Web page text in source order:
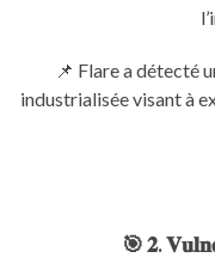
📌 Flare a détecté
industrialisée visant à
🎯 𝟐.